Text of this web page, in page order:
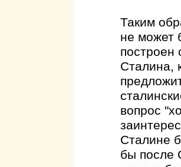
Таким
не может
построен
Сталина,
вопрос
Сталине
бы после